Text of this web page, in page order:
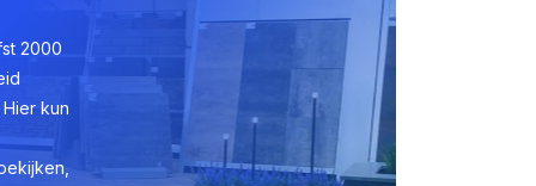
2000
kun